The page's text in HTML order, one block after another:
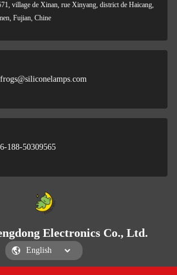
village de Xinan, rue Xinyang, district de Haicang,
Fujian, Chine
188-50309565
Electronics Co., Ltd.